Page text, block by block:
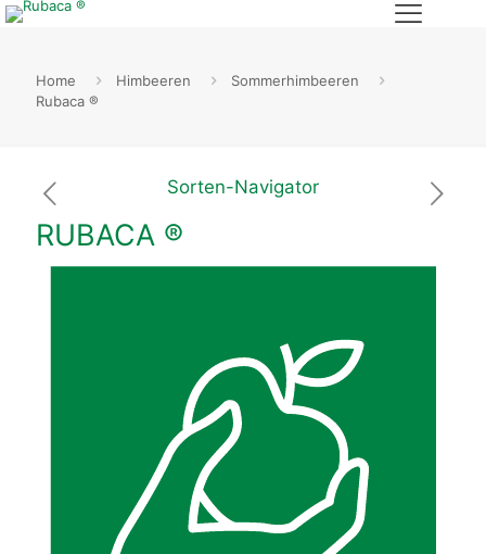
Home Himbeeren
Sommerhimbeeren
Rubaca ®
Sorten-Navigator
RUBACA ®